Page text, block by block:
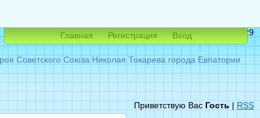
Пятница, 07.08.2026, 23:29
Приветствую Вас Гость | RSS
Советского Союза Николая Токарева города Евпатории
Главная Регистрация Вход